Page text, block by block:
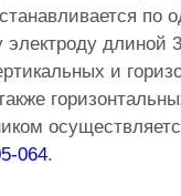
по
электроду длиной
и
064.